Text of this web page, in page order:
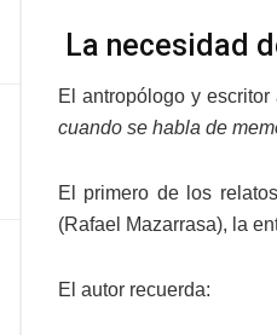
La necesidad
El antropólogo y escritor
cuando se habla de
El primero de los
(Rafael Mazarrasa), la
El autor recuerda: